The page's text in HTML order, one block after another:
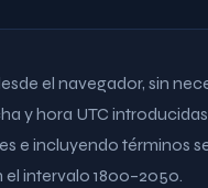
el navegador, sin
y hora UTC
e incluyendo términos
intervalo 1800–2050.